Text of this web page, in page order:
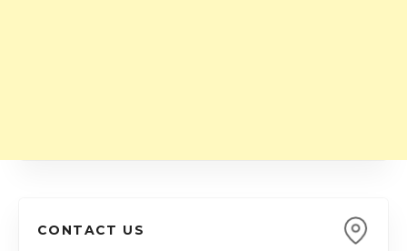
CONTACT US